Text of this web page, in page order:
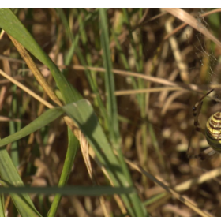
l'article "Au Moeraske, Bart
contrôles de vitesse
“Une moto a été
km/h sur l’avenue de